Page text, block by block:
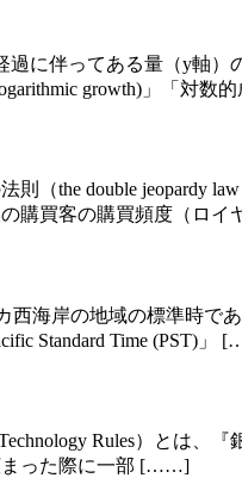
過に伴ってある量（y軸
growth)」「対
則（the double jeopardy
購買客の購買頻度（ロ
西海岸の地域の標準時
Standard Time (PST)」
Rules）とは
まった際に一部 [……]